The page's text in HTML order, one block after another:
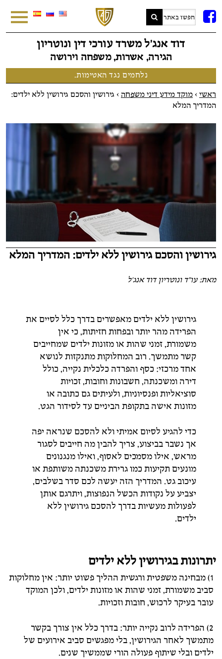
FB
דוד אנג׳ל משרד עורכי דין ונוטריון
הגירה, אשרות, משפחה וירושה
נלחמים נגד האטימות.
ראשי > מוקד מידע דיני משפחה > גירושין והסכם גירושין ללא ילדים:
המדריך המלא
גירושין והסכם גירושין ללא ילדים: המדריך המלא
מאת: עו"ד ונוטריון דוד אנג'ל
גירושין ללא ילדים מאפשרים בדרך כלל לסיים את
הפרידה מהר יותר ובפחות חזיתות, כי אין
משמורת, זמני שהות או מזונות ילדים שמחייבים
קשר מתמשך. רוב המחלוקות מתנקזות לנושא
אחד מרכזי: כסף והפרדה כלכלית נקייה, כולל
דירה ומשכנתה, חשבונות וחובות, זכויות
סוציאליות ופנסיוניות, ולעיתים גם כתובה או
מזונות אישה בתקופת הביניים עד לסידור הגט.
כדי להגיע לסיום אמיתי ולא להסכם שנראה יפה
אך נשבר בביצוע, צריך להבין מה חייבים לסגור
מראש, אילו מסמכים לאסוף, ואילו מנגנונים
מונעים תקיעות כמו גרירת משכנתה משותפת או
עיכוב גט. המדריך הזה יעשה לכם סדר בשלבים,
יצביע על נקודות הכשל הנפוצות, ויתרגם אותן
לפעולות מעשיות בדרך להסכם גירושין ללא
ילדים.
יתרונות בגירושין ללא ילדים
1) מבחינה משפטית ורגשית ההליך פשוט יותר: אין מחלוקות
סביב משמורת, זמני שהות או מזונות ילדים, ולכן המוקד
עובר בעיקר לרכוש, חובות וזכויות.
2) הפרידה לרוב נקייה יותר: בדרך כלל אין צורך בקשר
מתמשך לאחר הגירושין, בלי מפגשים סביב אירועים של
ילדים ובלי שיתוף פעולה הורי שממשיך שנים.